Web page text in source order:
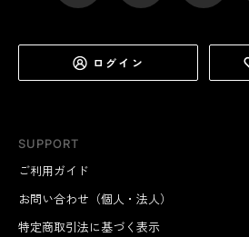
SUPPORT
ご利用ガイド
お問い合わせ（個人・法人）
特定商取引法に基づく表示
ログイン